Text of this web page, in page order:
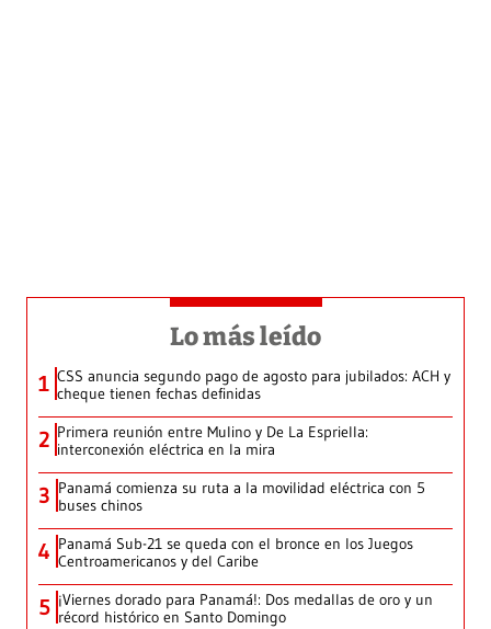
Lo más leído
1 CSS anuncia segundo pago de agosto para jubilados: ACH y
cheque tienen fechas definidas
2 Primera reunión entre Mulino y De La Espriella:
interconexión eléctrica en la mira
3 Panamá comienza su ruta a la movilidad eléctrica con 5
buses chinos
4 Panamá Sub-21 se queda con el bronce en los Juegos
Centroamericanos y del Caribe
5 ¡Viernes dorado para Panamá!: Dos medallas de oro y un
récord histórico en Santo Domingo